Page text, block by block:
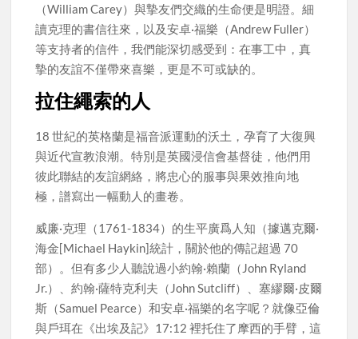
（William Carey）與摯友們交織的生命便是明證。細
讀克理的書信往來，以及安卓·福樂（Andrew Fuller）
等支持者的信件，我們能深切感受到：在事工中，真
摯的友誼不僅帶來喜樂，更是不可或缺的。
拉住繩索的人
18 世紀的英格蘭是福音派運動的沃土，孕育了大復興
與近代宣教浪潮。特別是英國浸信會基督徒，他們用
彼此聯結的友誼網絡，將忠心的服事與果效推向地
極，譜寫出一幅動人的畫卷。
威廉·克理（1761-1834）的生平廣爲人知（據邁克爾·
海金[Michael Haykin]統計，關於他的傳記超過 70
部）。但有多少人聽說過小約翰·賴蘭（John Ryland
Jr.）、約翰·薩特克利夫（John Sutcliff）、塞繆爾·皮爾
斯（Samuel Pearce）和安卓·福樂的名字呢？就像亞倫
與戶珥在《出埃及記》17:12 裡托住了摩西的手臂，這